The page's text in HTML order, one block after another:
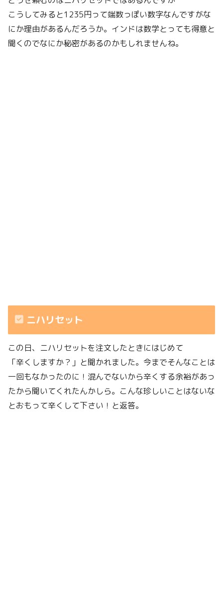
こうしてみると1235円って端数っぽい数字なんですがな
にか理由があるんだろうか。インドは数学とっても得意と
聞くのでなにか秘密があるのかもしれませんね。
ニハリセット
この日、ニハリセットを注文したときにはじめて
「辛くしますか？」と聞かれました。今までそんなことは
一回もなかったのに！混んでないから辛くする余裕があっ
たから聞いてくれたんかしら。こんな珍しいことはないな
とおもって辛くして下さい！と返答。